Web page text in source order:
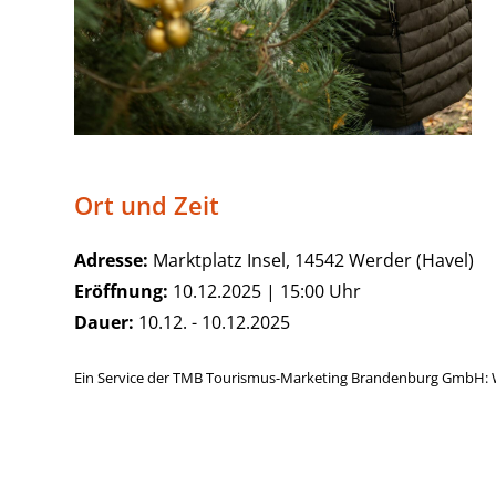
Ort und Zeit
Adresse: Marktplatz Insel, 14542 Werder (Havel)
Eröffnung: 10.12.2025 | 15:00 Uhr
Dauer: 10.12. - 10.12.2025
Ein Service der TMB Tourismus-Marketing Brandenburg GmbH: